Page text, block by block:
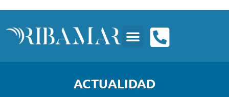
ACTUALIDAD